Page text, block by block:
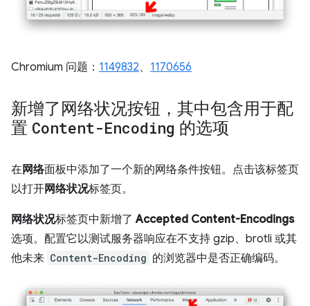
Chromium 问题： 1149832、 1170656
新增了网络状况按钮，其中包含用于配
置 Content-Encoding 的选项
在 网络面板中添加了一个新的网络条件按钮。点击该标签页
以打开网络状况标签页。
网络状况标签页中新增了Accepted Content-Encodings
选项。配置它以测试服务器响应在不支持 gzip、brotli 或其
他未来 Content-Encoding 的浏览器中是否正确编码。